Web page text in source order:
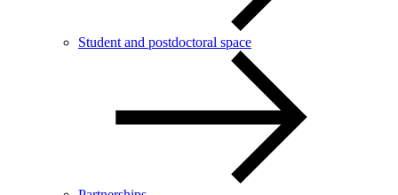
Student and postdoctoral space